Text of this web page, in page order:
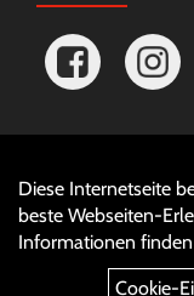
Diese Internetseite
beste Webseiten-
Informationen finden
Cookie-